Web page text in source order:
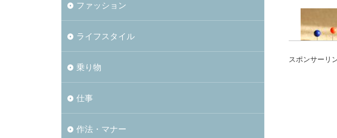
スポンサーリ
ファッション
ライフスタイル
乗り物
仕事
作法・マナー